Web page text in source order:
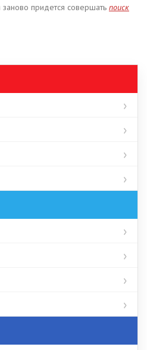
придется совершать поиск